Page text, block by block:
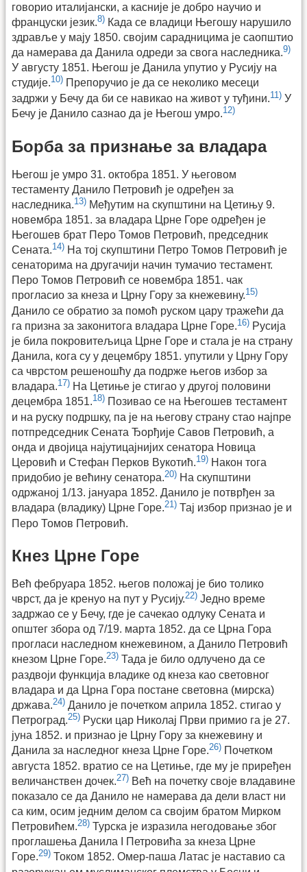
говорио италијански, а касније је добро научио и
француски језик.8) Када се владици Његошу нарушило
здравље у мају 1850. својим сарадницима је саопштио
да намерава да Данила одреди за свога наследника.9)
У августу 1851. Његош је Данила упутио у Русију на
студије.10) Препоручио је да се неколико месеци
задржи у Бечу да би се навикао на живот у туђини.11) У
Бечу је Данило сазнао да је Његош умро.12)
Борба за признање за владара
Његош је умро 31. октобра 1851. У његовом
тестаменту Данило Петровић је одређен за
наследника.13) Међутим на скупштини на Цетињу 9.
новембра 1851. за владара Црне Горе одређен је
Његошев брат Перо Томов Петровић, председник
Сената.14) На тој скупштини Петро Томов Петровић је
сенаторима на другачији начин тумачио тестамент.
Перо Томов Петровић се новембра 1851. чак
прогласио за кнеза и Црну Гору за кнежевину.15)
Данило се обратио за помоћ руском цару тражећи да
га призна за законитога владара Црне Горе.16) Русија
је била покровитељица Црне Горе и стала је на страну
Данила, кога су у децембру 1851. упутили у Црну Гору
са чврстом решеношћу да подрже његов избор за
владара.17) На Цетиње је стигао у другој половини
децембра 1851.18) Позивао се на Његошев тестамент
и на руску подршку, па је на његову страну стао најпре
потпредседник Сената Ђорђије Савов Петровић, а
онда и двојица најутицајнијих сенатора Новица
Церовић и Стефан Перков Вукотић.19) Након тога
придобио је већину сенатора.20) На скупштини
одржаној 1/13. јануара 1852. Данило је потврђен за
владара (владику) Црне Горе.21) Тај избор признао је и
Перо Томов Петровић.
Кнез Црне Горе
Већ фебруара 1852. његов положај је био толико
чврст, да је кренуо на пут у Русију.22) Једно време
задржао се у Бечу, где је сачекао одлуку Сената и
општег збора од 7/19. марта 1852. да се Црна Гора
прогласи наследном кнежевином, а Данило Петровић
кнезом Црне Горе.23) Тада је било одлучено да се
раздвоји функција владике од кнеза као световног
владара и да Црна Гора постане световна (мирска)
држава.24) Данило је почетком априла 1852. стигао у
Петроград.25) Руски цар Николај Први примио га је 27.
јуна 1852. и признао је Црну Гору за кнежевину и
Данила за наследног кнеза Црне Горе.26) Почетком
августа 1852. вратио се на Цетиње, где му је приређен
величанствен дочек.27) Већ на почетку своје владавине
показало се да Данило не намерава да дели власт ни
са ким, осим једним делом са својим братом Мирком
Петровићем.28) Турска је изразила негодовање због
проглашења Данила I Петровића за кнеза Црне
Горе.29) Током 1852. Омер-паша Латас је наставио са